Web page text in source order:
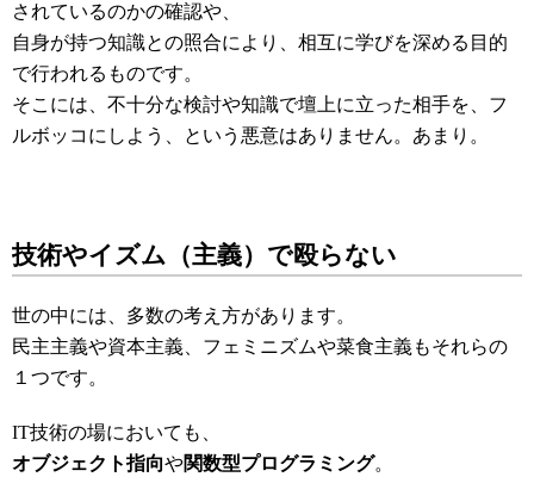
されているのかの確認や、
自身が持つ知識との照合により、相互に学びを深める目的
で行われるものです。
そこには、不十分な検討や知識で壇上に立った相手を、フ
ルボッコにしよう、という悪意はありません。あまり。
技術やイズム（主義）で殴らない
世の中には、多数の考え方があります。
民主主義や資本主義、フェミニズムや菜食主義もそれらの
１つです。
IT技術の場においても、
オブジェクト指向や関数型プログラミング。